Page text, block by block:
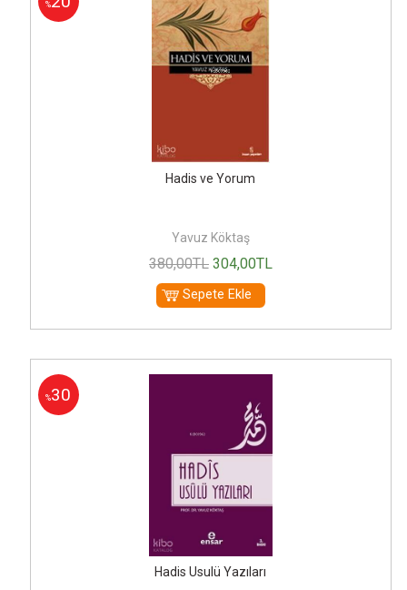
%
Hadis ve Yorum
Yavuz Köktaş
380,00TL 304,00TL
Sepete Ekle
%30
Hadis Usulü Yazıları